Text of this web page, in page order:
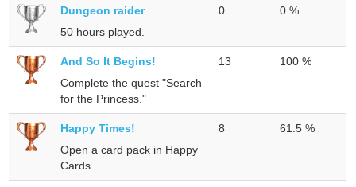
Dungeon raider
50 hours played.
0 0 %
And So It Begins!
Complete the quest "Search
for the Princess."
13 100 %
Happy Times!
Open a card pack in Happy
Cards.
8 61.5 %